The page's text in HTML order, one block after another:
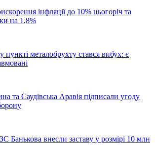
інфляції до 10% цьогоріч та
на 1,8%
металобрухту стався вибух: є
та Саудівська Аравія підписали угоду
Банькова внесли заставу у розмірі 10 млн